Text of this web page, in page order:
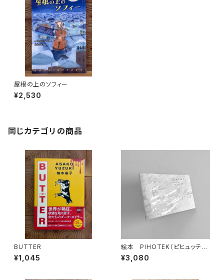
屋根の上のソフィー
¥2,530
同じカテゴリの商品
BUTTER
¥1,045
絵本 PIHOTEK（ピヒュッティ）
北極を風と歩く
¥3,080